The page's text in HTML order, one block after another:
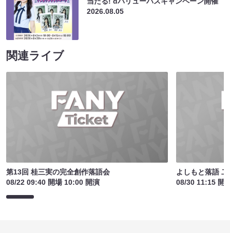
2026.08.05
関連ライブ
第13回 桂三実の完全創作落語会
08/22 09:40 開場 10:00 開演
よしもと落語
08/30 11:15 開